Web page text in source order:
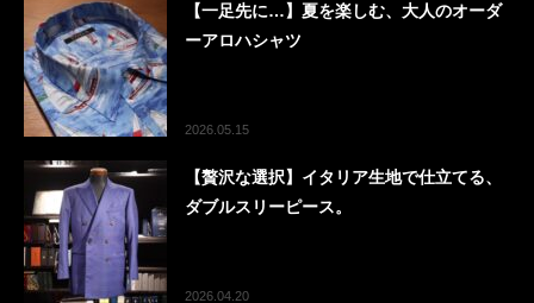
【一足先に…】夏を楽しむ、大人のオーダ
ーアロハシャツ
2026.05.15
【贅沢な選択】イタリア生地で仕立てる、
ダブルスリーピース。
2026.04.20